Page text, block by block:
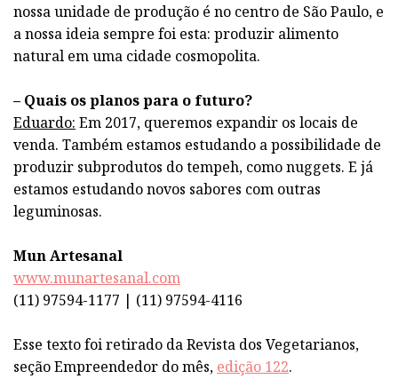
nossa unidade de produção é no centro de São Paulo, e
a nossa ideia sempre foi esta: produzir alimento
natural em uma cidade cosmopolita.
– Quais os planos para o futuro?
Eduardo: Em 2017, queremos expandir os locais de
venda. Também estamos estudando a possibilidade de
produzir subprodutos do tempeh, como nuggets. E já
estamos estudando novos sabores com outras
leguminosas.
Mun Artesanal
www.munartesanal.com
(11) 97594-1177 | (11) 97594-4116
Esse texto foi retirado da Revista dos Vegetarianos,
seção Empreendedor do mês, edição 122.